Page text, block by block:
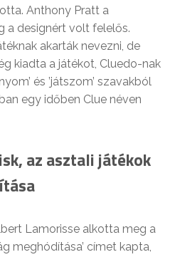
Anthony Pratt a
a designért volt felelős.
akarták nevezni, de
kiadta a játékot, Cluedo-nak
és ’játszom’ szavakból
egy időben Clue néven
az asztali játékok
Lamorisse alkotta meg a
meghódítása’ címet kapta,